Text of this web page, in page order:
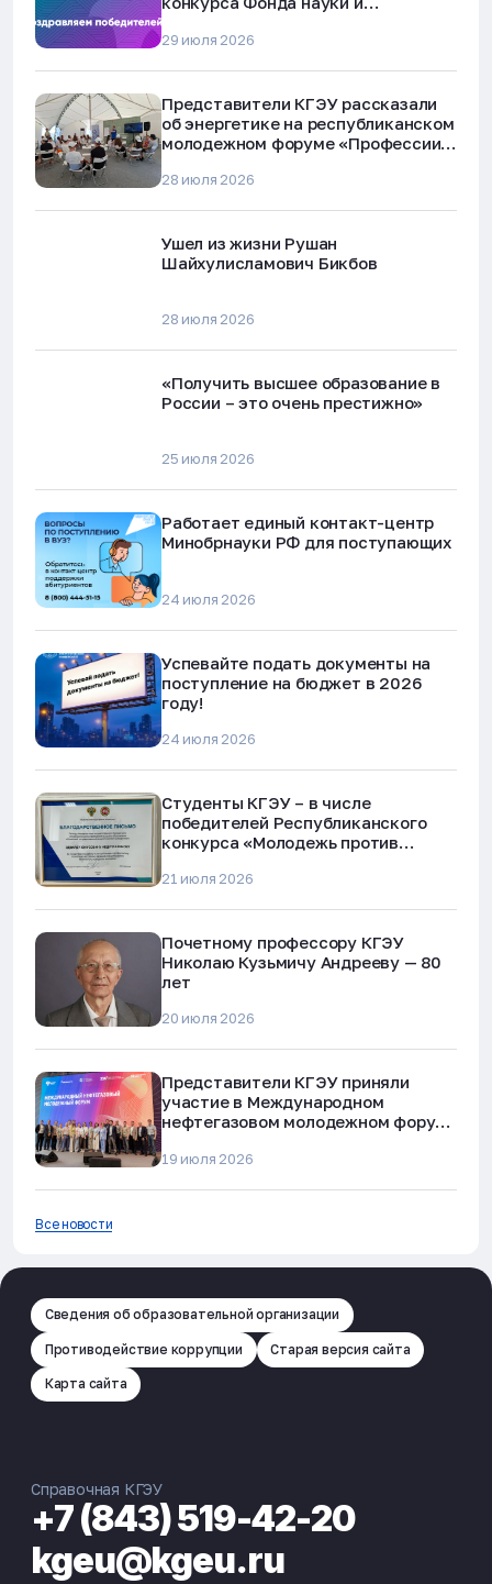
29 июля 2026
Представители КГЭУ рассказали
об энергетике на республиканском
молодежном форуме «Профессии
28 июля 2026
Ушел из жизни Рушан
Шайхулисламович Бикбов
28 июля 2026
«Получить высшее образование в
России – это очень престижно»
25 июля 2026
Работает единый контакт-центр
Минобрнауки РФ для поступающих
24 июля 2026
Успевайте подать документы на
поступление на бюджет в 2026
году!
24 июля 2026
Студенты КГЭУ – в числе
победителей Республиканского
конкурса «Молодежь против
мошенничества»
21 июля 2026
Почетному профессору КГЭУ
Николаю Кузьмичу Андрееву — 80
лет
20 июля 2026
Представители КГЭУ приняли
участие в Международном
нефтегазовом молодежном форуме
19 июля 2026
Все новости
Сведения об образовательной организации
Противодействие коррупции Старая версия сайта
Карта сайта
Справочная КГЭУ
+7 (843) 519-42-20
kgeu@kgeu.ru